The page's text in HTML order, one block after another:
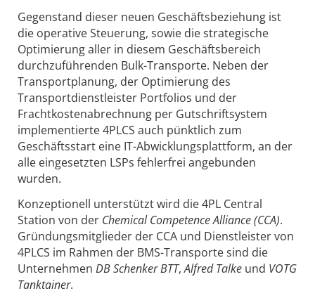
Gegenstand dieser neuen Geschäftsbeziehung ist
die operative Steuerung, sowie die strategische
Optimierung aller in diesem Geschäftsbereich
durchzuführenden Bulk-Transporte. Neben der
Transportplanung, der Optimierung des
Transportdienstleister Portfolios und der
Frachtkostenabrechnung per Gutschriftsystem
implementierte 4PLCS auch pünktlich zum
Geschäftsstart eine IT-Abwicklungsplattform, an der
alle eingesetzten LSPs fehlerfrei angebunden
wurden.
Konzeptionell unterstützt wird die 4PL Central
Station von der Chemical Competence Alliance (CCA).
Gründungsmitglieder der CCA und Dienstleister von
4PLCS im Rahmen der BMS-Transporte sind die
Unternehmen DB Schenker BTT,Alfred Talke und VOTG
Tanktainer.